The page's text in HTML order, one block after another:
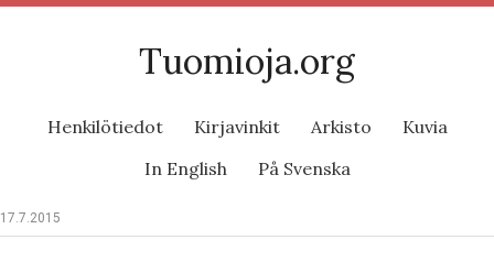
Tuomioja.org
Henkilötiedot Kirjavinkit Arkisto
Kuvia
In English
På Svenska
17.7.2015